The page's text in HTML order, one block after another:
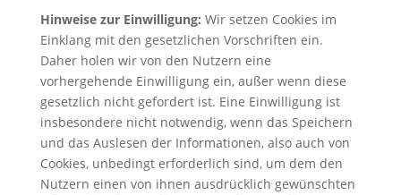
Hinweise zur Einwilligung: Wir setzen Cookies im
Einklang mit den gesetzlichen Vorschriften ein.
Daher holen wir von den Nutzern eine
vorhergehende Einwilligung ein, außer wenn diese
gesetzlich nicht gefordert ist. Eine Einwilligung ist
insbesondere nicht notwendig, wenn das Speichern
und das Auslesen der Informationen, also auch von
Cookies, unbedingt erforderlich sind, um dem den
Nutzern einen von ihnen ausdrücklich gewünschten